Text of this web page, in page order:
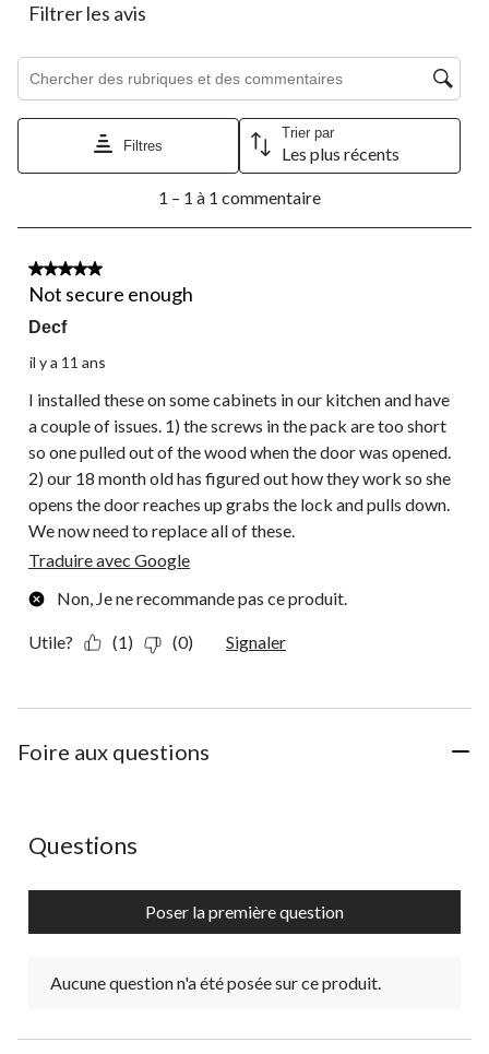
le
formulaire formulaire
soumission.
Filtrer les avis
Zone de recherche de sujet et d'avis
Filtres
Trier par
Les plus récents
1
commentaire.
1 – 1 à 1 commentaire
3 étoile(s) sur 5.
Not secure enough
Decf
il y a 11 ans
I installed these on some cabinets in our kitchen and have
a couple of issues. 1) the screws in the pack are too short
so one pulled out of the wood when the door was opened.
2) our 18 month old has figured out how they work so she
opens the door reaches up grabs the lock and pulls down.
We now need to replace all of these.
Traduire avec Google
Non, Je ne recommande pas ce produit.
Utile? (1) (0) Signaler
Foire aux questions
Aucune question n'a été posée sur ce produit.
Questions
Poser la première question
Aucune question n'a été posée sur ce produit.